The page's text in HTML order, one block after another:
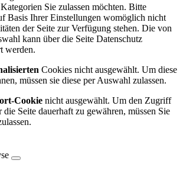
Sie zulassen möchten. Bitte
Basis Ihrer Einstellungen womöglich nicht
der Seite zur Verfügung stehen. Die von
kann über die Seite Datenschutz
werden.
Cookies nicht ausgewählt. Um diese
müssen sie diese per Auswahl zulassen.
Cookie nicht ausgewählt. Um den Zugriff
die Seite dauerhaft zu gewähren, müssen Sie